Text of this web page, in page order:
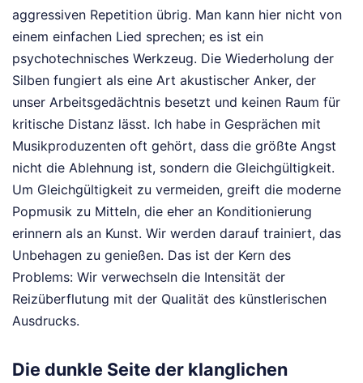
aggressiven Repetition übrig. Man kann hier nicht von
einem einfachen Lied sprechen; es ist ein
psychotechnisches Werkzeug. Die Wiederholung der
Silben fungiert als eine Art akustischer Anker, der
unser Arbeitsgedächtnis besetzt und keinen Raum für
kritische Distanz lässt. Ich habe in Gesprächen mit
Musikproduzenten oft gehört, dass die größte Angst
nicht die Ablehnung ist, sondern die Gleichgültigkeit.
Um Gleichgültigkeit zu vermeiden, greift die moderne
Popmusik zu Mitteln, die eher an Konditionierung
erinnern als an Kunst. Wir werden darauf trainiert, das
Unbehagen zu genießen. Das ist der Kern des
Problems: Wir verwechseln die Intensität der
Reizüberflutung mit der Qualität des künstlerischen
Ausdrucks.
Die dunkle Seite der klanglichen